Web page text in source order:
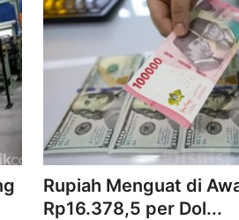
Rupiah Menguat di
Rp16.378,5 per Dol...